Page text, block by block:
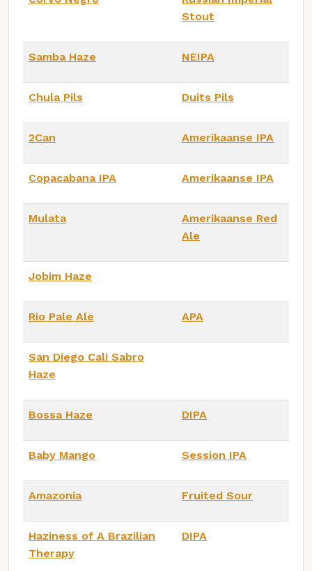
Stout
Samba Haze NEIPA
Chula Pils Duits Pils
2Can Amerikaanse IPA
Copacabana IPA Amerikaanse IPA
Mulata
Amerikaanse Red
Ale
Jobim Haze
Rio Pale Ale APA
San Diego Cali Sabro
Haze
Bossa Haze DIPA
Baby Mango Session IPA
Amazonia Fruited Sour
Haziness of A Brazilian
Therapy
DIPA